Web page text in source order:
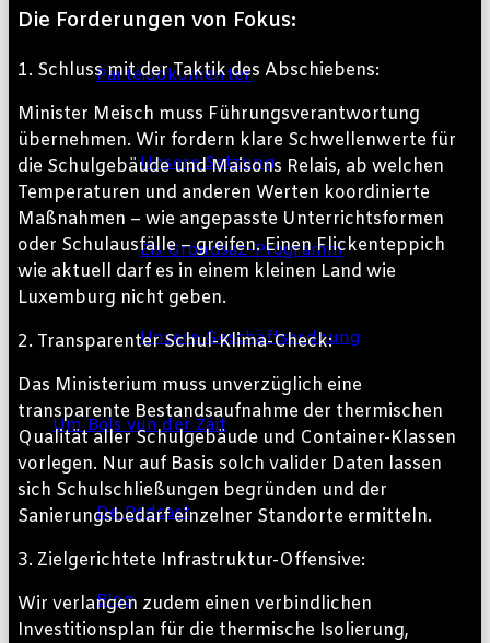
Parteidokumenter
Unsere Satzung
Eis Grondsaz-Programm
Unsere Geschäftsordnung
Um Bols vun der Zäit
De Podcast
Blog
Die Forderungen von Fokus:
1. Schluss mit der Taktik des Abschiebens:
Minister Meisch muss Führungsverantwortung
übernehmen. Wir fordern klare Schwellenwerte für
die Schulgebäude und Maisons Relais, ab welchen
Temperaturen und anderen Werten koordinierte
Maßnahmen – wie angepasste Unterrichtsformen
oder Schulausfälle – greifen. Einen Flickenteppich
wie aktuell darf es in einem kleinen Land wie
Luxemburg nicht geben.
2. Transparenter Schul-Klima-Check:
Das Ministerium muss unverzüglich eine
transparente Bestandsaufnahme der thermischen
Qualität aller Schulgebäude und Container-Klassen
vorlegen. Nur auf Basis solch valider Daten lassen
sich Schulschließungen begründen und der
Sanierungsbedarf einzelner Standorte ermitteln.
3. Zielgerichtete Infrastruktur-Offensive:
Wir verlangen zudem einen verbindlichen
Investitionsplan für die thermische Isolierung,